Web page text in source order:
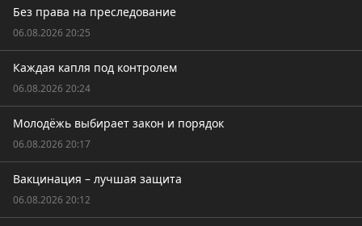
Без права на преследование
06.08.2026 20:25
Каждая капля под контролем
06.08.2026 20:24
Молодёжь выбирает закон и порядок
06.08.2026 20:17
Вакцинация – лучшая защита
06.08.2026 20:12